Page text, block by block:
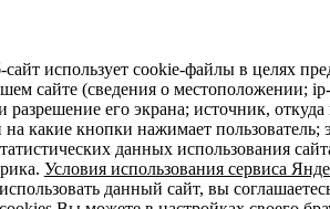
использует cookie-файлы в целях
сайте (сведения о местоположении;
разрешение его экрана; источник,
на какие кнопки нажимает пользователь;
данных использования
Условия использования сервиса
данный сайт, вы